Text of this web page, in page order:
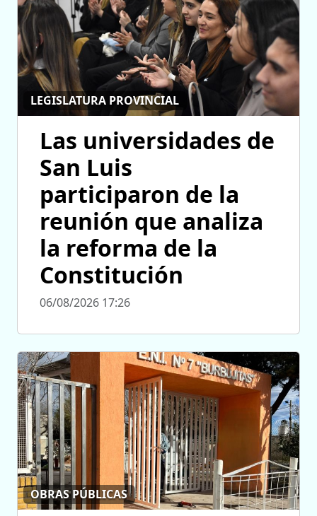
LEGISLATURA PROVINCIAL
Las universidades de
San Luis
participaron de la
reunión que analiza
la reforma de la
Constitución
06/08/2026 17:26
OBRAS PÚBLICAS